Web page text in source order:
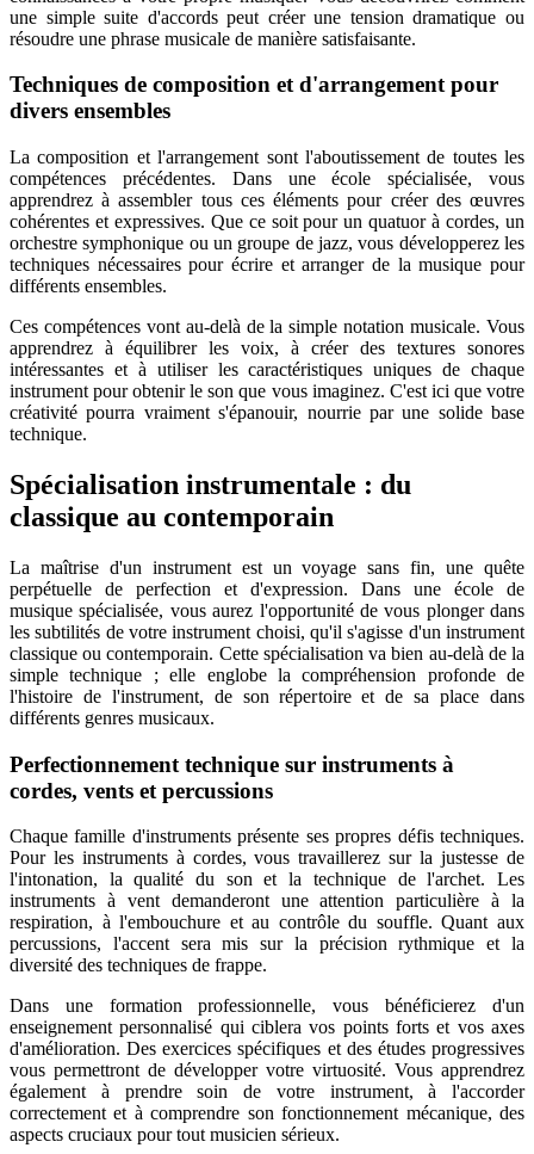
une simple suite d'accords peut créer une tension dramatique ou
résoudre une phrase musicale de manière satisfaisante.
Techniques de composition et d'arrangement pour
divers ensembles
La composition et l'arrangement sont l'aboutissement de toutes les
compétences précédentes. Dans une école spécialisée, vous
apprendrez à assembler tous ces éléments pour créer des œuvres
cohérentes et expressives. Que ce soit pour un quatuor à cordes, un
orchestre symphonique ou un groupe de jazz, vous développerez les
techniques nécessaires pour écrire et arranger de la musique pour
différents ensembles.
Ces compétences vont au-delà de la simple notation musicale. Vous
apprendrez à équilibrer les voix, à créer des textures sonores
intéressantes et à utiliser les caractéristiques uniques de chaque
instrument pour obtenir le son que vous imaginez. C'est ici que votre
créativité pourra vraiment s'épanouir, nourrie par une solide base
technique.
Spécialisation instrumentale : du
classique au contemporain
La maîtrise d'un instrument est un voyage sans fin, une quête
perpétuelle de perfection et d'expression. Dans une école de
musique spécialisée, vous aurez l'opportunité de vous plonger dans
les subtilités de votre instrument choisi, qu'il s'agisse d'un instrument
classique ou contemporain. Cette spécialisation va bien au-delà de la
simple technique ; elle englobe la compréhension profonde de
l'histoire de l'instrument, de son répertoire et de sa place dans
différents genres musicaux.
Perfectionnement technique sur instruments à
cordes, vents et percussions
Chaque famille d'instruments présente ses propres défis techniques.
Pour les instruments à cordes, vous travaillerez sur la justesse de
l'intonation, la qualité du son et la technique de l'archet. Les
instruments à vent demanderont une attention particulière à la
respiration, à l'embouchure et au contrôle du souffle. Quant aux
percussions, l'accent sera mis sur la précision rythmique et la
diversité des techniques de frappe.
Dans une formation professionnelle, vous bénéficierez d'un
enseignement personnalisé qui ciblera vos points forts et vos axes
d'amélioration. Des exercices spécifiques et des études progressives
vous permettront de développer votre virtuosité. Vous apprendrez
également à prendre soin de votre instrument, à l'accorder
correctement et à comprendre son fonctionnement mécanique, des
aspects cruciaux pour tout musicien sérieux.